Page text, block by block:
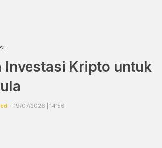
Investasi Kripto untuk
19/07/2026 | 14:56